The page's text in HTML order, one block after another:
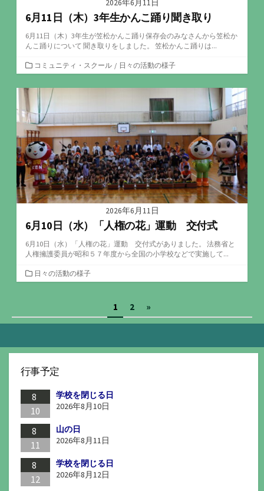
2026年6月11日
6月11日（木）3年生かんこ踊り聞き取り
6月11日（木）3年生が笠松かんこ踊り保存会のみなさんから笠松か
んこ踊りについて 聞き取りをしました。 笠松かんこ踊りは...
カ
テ
ゴ
リ
ー
コミュニティ・スクール / 日々の活動の様子
2026年6月11日
6月10日（水）「人権の花」運動 交付式
6月10日（水）「人権の花」運動 交付式がありました。 法務省と
人権擁護委員が昭和５７年度から全国の小学校などで実施して...
カ
テ
ー
日々の活動の様子
稿
ー
送
り
1 2 »
行事予定
8
10
学校を閉じる日
2026年8月10日
8
11
山の日
2026年8月11日
8
12
学校を閉じる日
2026年8月12日